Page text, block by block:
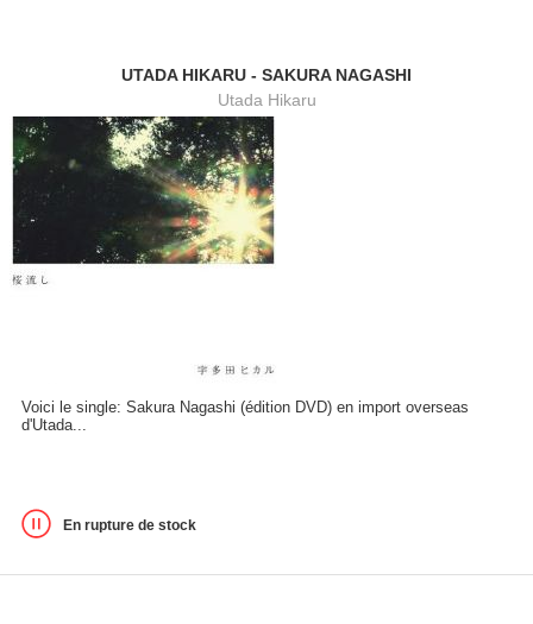
UTADA HIKARU - SAKURA NAGASHI
Utada Hikaru
Voici le single: Sakura Nagashi (édition DVD) en import overseas
d'Utada...
En rupture de stock